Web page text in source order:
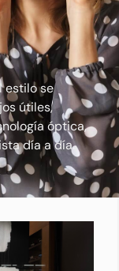
estilo se
útiles,
óptica,
día a día.